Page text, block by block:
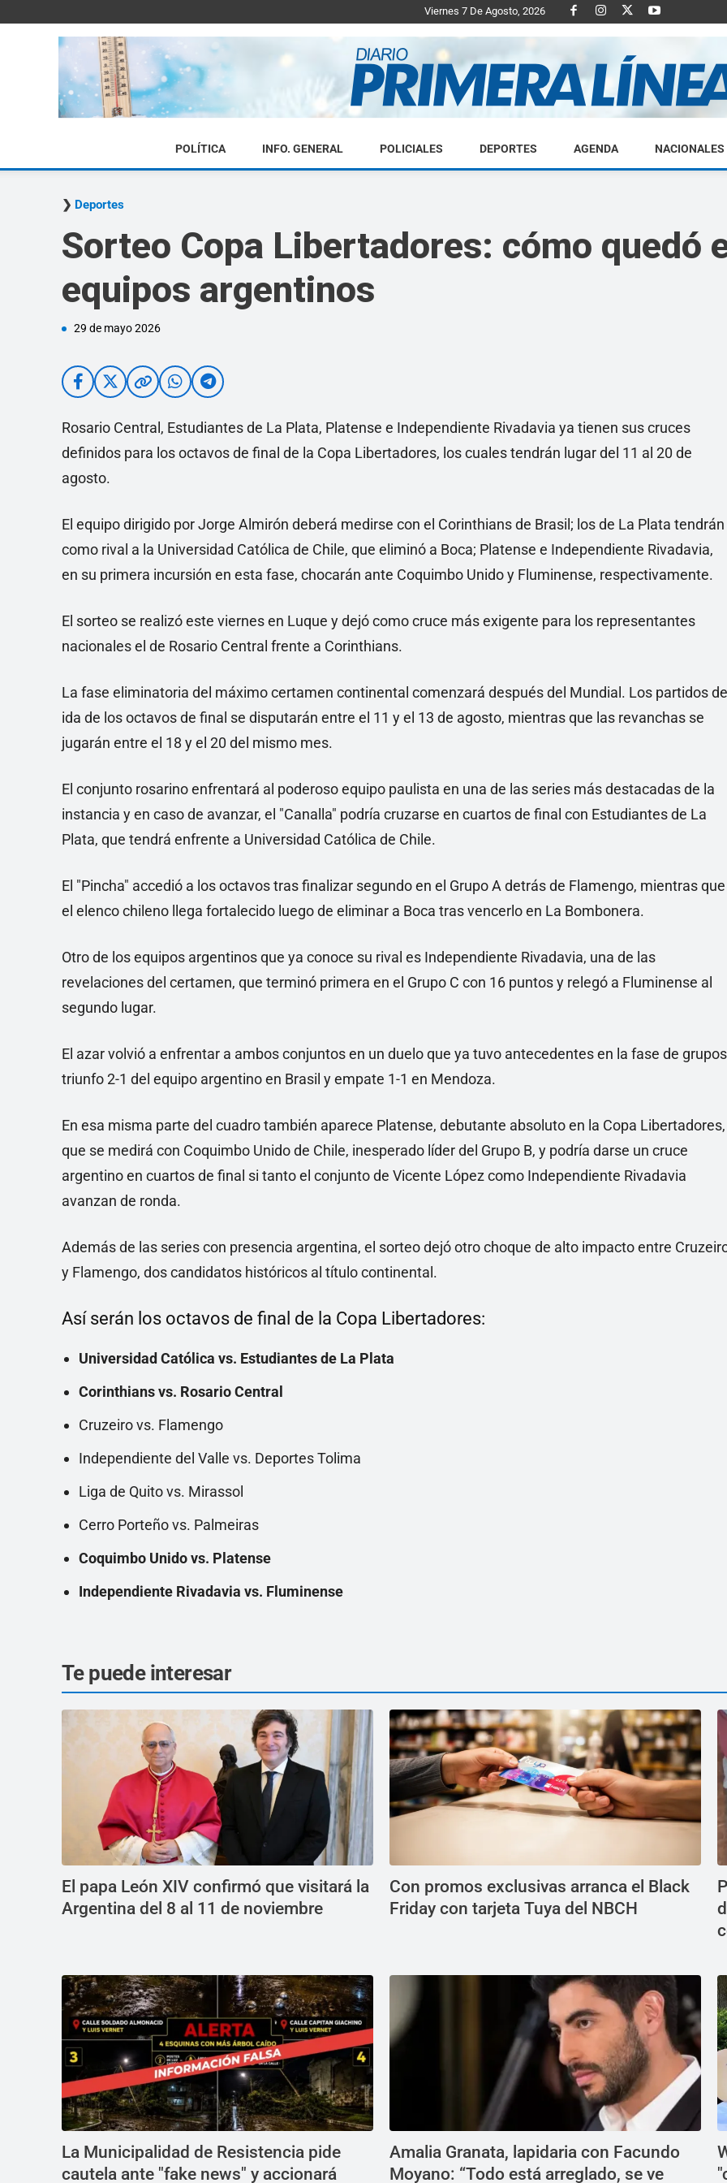
Viernes 7 De Agosto, 2026
Diario
POLÍTICA INFO. GENERAL POLICIALES DEPORTES AGENDA NACIONALES
Deportes
Sorteo Copa Libertadores: cómo quedó
equipos argentinos
29 de mayo 2026
Rosario Central, Estudiantes de La Plata, Platense e Independiente Rivadavia ya tienen sus cruces
definidos para los octavos de final de la Copa Libertadores, los cuales tendrán lugar del 11 al 20 de
agosto.
El equipo dirigido por Jorge Almirón deberá medirse con el Corinthians de Brasil; los de La Plata tendrán
como rival a la Universidad Católica de Chile, que eliminó a Boca; Platense e Independiente Rivadavia,
en su primera incursión en esta fase, chocarán ante Coquimbo Unido y Fluminense, respectivamente.
El sorteo se realizó este viernes en Luque y dejó como cruce más exigente para los representantes
nacionales el de Rosario Central frente a Corinthians.
La fase eliminatoria del máximo certamen continental comenzará después del Mundial. Los partidos de
ida de los octavos de final se disputarán entre el 11 y el 13 de agosto, mientras que las revanchas se
jugarán entre el 18 y el 20 del mismo mes.
El conjunto rosarino enfrentará al poderoso equipo paulista en una de las series más destacadas de la
instancia y en caso de avanzar, el "Canalla" podría cruzarse en cuartos de final con Estudiantes de La
Plata, que tendrá enfrente a Universidad Católica de Chile.
El "Pincha" accedió a los octavos tras finalizar segundo en el Grupo A detrás de Flamengo, mientras que
el elenco chileno llega fortalecido luego de eliminar a Boca tras vencerlo en La Bombonera.
Otro de los equipos argentinos que ya conoce su rival es Independiente Rivadavia, una de las
revelaciones del certamen, que terminó primera en el Grupo C con 16 puntos y relegó a Fluminense al
segundo lugar.
El azar volvió a enfrentar a ambos conjuntos en un duelo que ya tuvo antecedentes en la fase de
triunfo 2-1 del equipo argentino en Brasil y empate 1-1 en Mendoza.
En esa misma parte del cuadro también aparece Platense, debutante absoluto en la Copa Libertadores,
que se medirá con Coquimbo Unido de Chile, inesperado líder del Grupo B, y podría darse un cruce
argentino en cuartos de final si tanto el conjunto de Vicente López como Independiente Rivadavia
avanzan de ronda.
Además de las series con presencia argentina, el sorteo dejó otro choque de alto impacto entre
y Flamengo, dos candidatos históricos al título continental.
Así serán los octavos de final de la Copa Libertadores:
Universidad Católica vs. Estudiantes de La Plata
Corinthians vs. Rosario Central
Cruzeiro vs. Flamengo
Independiente del Valle vs. Deportes Tolima
Liga de Quito vs. Mirassol
Cerro Porteño vs. Palmeiras
Coquimbo Unido vs. Platense
Independiente Rivadavia vs. Fluminense
Te puede interesar
El papa León XIV confirmó que visitará la
Argentina del 8 al 11 de noviembre
Con promos exclusivas arranca el Black
Friday con tarjeta Tuya del NBCH
La Municipalidad de Resistencia pide
cautela ante "fake news" y accionará
Amalia Granata, lapidaria con Facundo
Moyano: “Todo está arreglado, se ve